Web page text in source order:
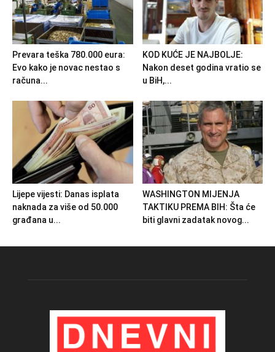
Prevara teška 780.000 eura:
Evo kako je novac nestao s
računa...
KOD KUĆE JE NAJBOLJE:
Nakon deset godina vratio se
u BiH,...
Lijepe vijesti: Danas isplata
naknada za više od 50.000
građana u...
WASHINGTON MIJENJA
TAKTIKU PREMA BIH: Šta će
biti glavni zadatak novog...